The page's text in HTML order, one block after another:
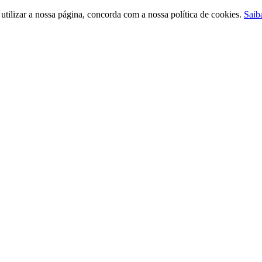
a nossa página, concorda com a nossa política de cookies.